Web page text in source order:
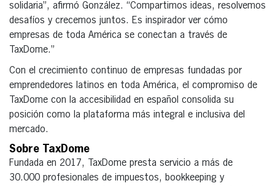
solidaria”, afirmó González. “Compartimos ideas, resolvemos
desafíos y crecemos juntos. Es inspirador ver cómo
empresas de toda América se conectan a través de
TaxDome.”
Con el crecimiento continuo de empresas fundadas por
emprendedores latinos en toda América, el compromiso de
TaxDome con la accesibilidad en español consolida su
posición como la plataforma más integral e inclusiva del
mercado.
Sobre TaxDome
Fundada en 2017, TaxDome presta servicio a más de
30.000 profesionales de impuestos, bookkeeping y